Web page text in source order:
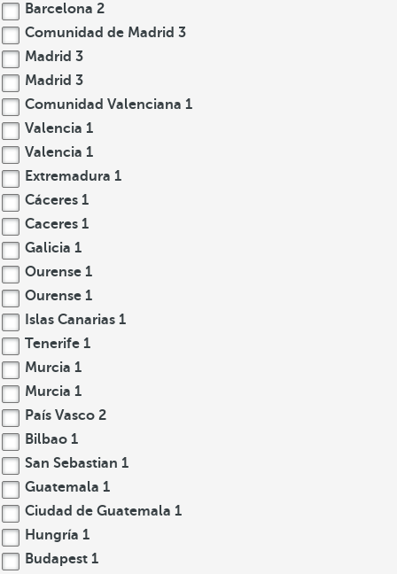
Barcelona 2
Comunidad de Madrid 3
Madrid 3
Madrid 3
Comunidad Valenciana 1
Valencia 1
Valencia 1
Extremadura 1
Cáceres 1
Caceres 1
Galicia 1
Ourense 1
Ourense 1
Islas Canarias 1
Tenerife 1
Murcia 1
Murcia 1
País Vasco 2
Bilbao 1
San Sebastian 1
Guatemala 1
Ciudad de Guatemala 1
Hungría 1
Budapest 1